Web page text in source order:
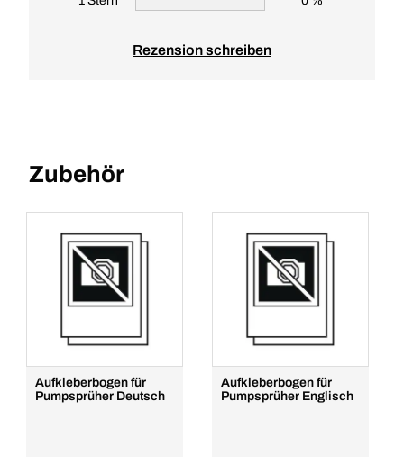
Rezension schreiben
Zubehör
Aufkleberbogen für
Pumpsprüher Deutsch
Aufkleberbogen für
Pumpsprüher Englisch